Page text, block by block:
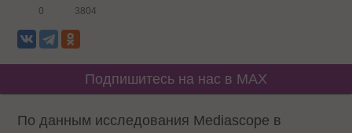
0 3804
Подпишитесь на нас в MAX
По данным исследования Mediascope в